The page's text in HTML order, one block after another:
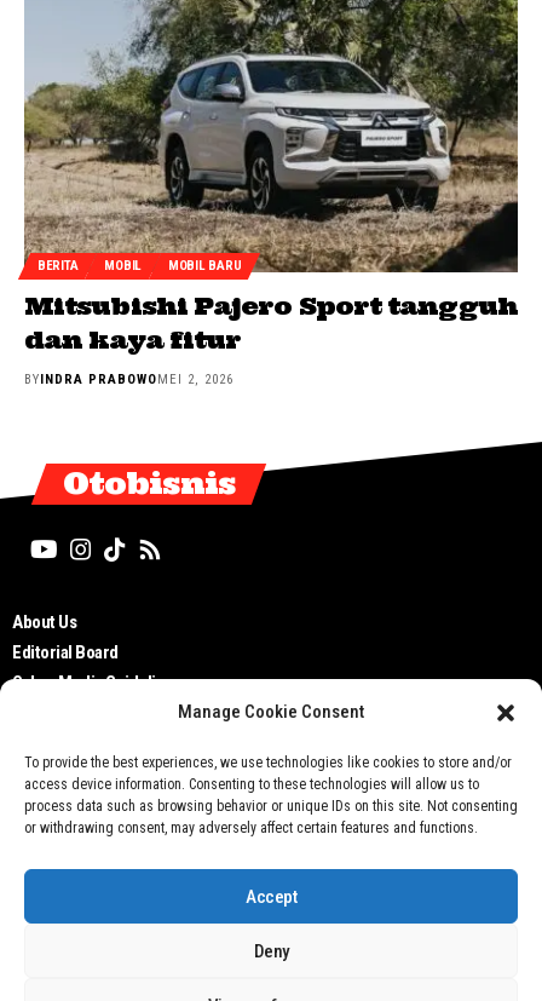
Manage Cookie Consent
To provide the best experiences, we use technologies like cookies to store and/or
access device information. Consenting to these technologies will allow us to
process data such as browsing behavior or unique IDs on this site. Not consenting
or withdrawing consent, may adversely affect certain features and functions.
Accept
Deny
BERITA MOBIL MOBIL BARU
Mitsubishi Pajero Sport tangguh
dan kaya fitur
BYINDRA PRABOWOMEI 2, 2026
Otobisnis
About Us
Editorial Board
Cyber Media Guidelines
Privacy Policy
Contact Us